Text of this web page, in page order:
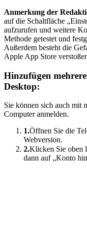
Anmerkung der
auf die Schaltfläche
aufzurufen und weitere
Methode getestet und
Außerdem besteht die
Apple App Store
Hinzufügen
Desktop:
Sie können sich auch mit
Computer anmelden.
1.Öffnen Sie die
Webversion.
2.Klicken Sie oben
dann auf „Konto